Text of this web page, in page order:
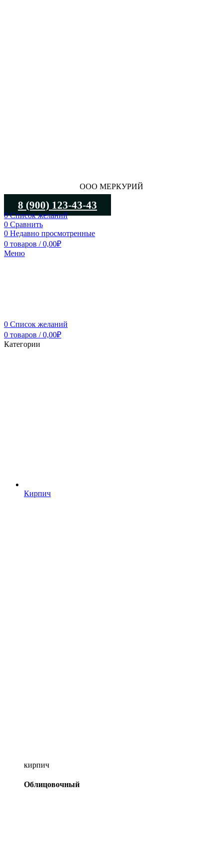
ООО МЕРКУРИЙ
8 (900) 123-43-43
0Список желаний
0 Сравнить
0 Недавно просмотренные
0 товаров / 0,00₽
Меню
0 Список желаний
0 товаров / 0,00₽
Категории
Кирпич
кирпич
Облицовочный